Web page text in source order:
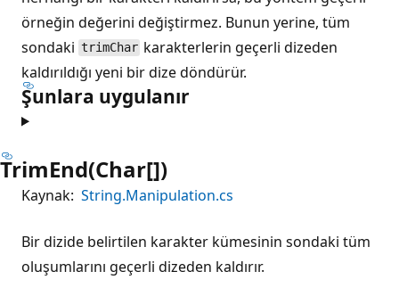
örneğin değerini değiştirmez. Bunun yerine, tüm
sondaki trimChar karakterlerin geçerli dizeden
kaldırıldığı yeni bir dize döndürür.
Şunlara uygulanır
TrimEnd(Char[])
Kaynak: String.Manipulation.cs
Bir dizide belirtilen karakter kümesinin sondaki tüm
oluşumlarını geçerli dizeden kaldırır.